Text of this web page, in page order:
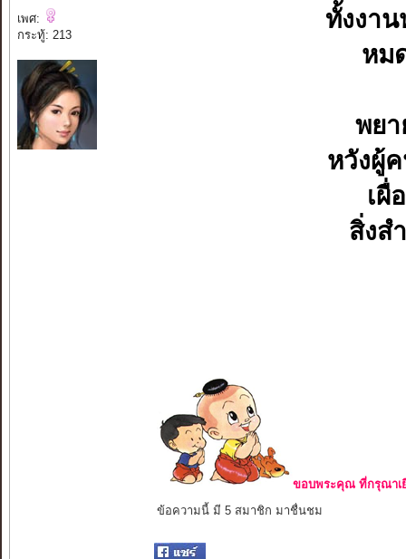
เพศ:
กระทู้: 213
ทั้งงา
หม
พย
หวังผู้
เผื่
สิ่งส
ขอบพระคุณ ที่กรุณาเ
ข้อความนี้ มี 5 สมาชิก มาชื่นชม